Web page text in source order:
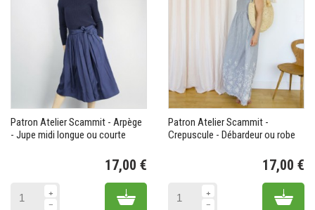
Patron Atelier Scammit - Arpège
- Jupe midi longue ou courte
17,00 €
Add to cart
Patron Atelier Scammit -
Crepuscule - Débardeur ou robe
17,00 €
Add